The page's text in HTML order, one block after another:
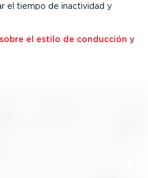
el tiempo de inactividad y
el estilo de conducción y